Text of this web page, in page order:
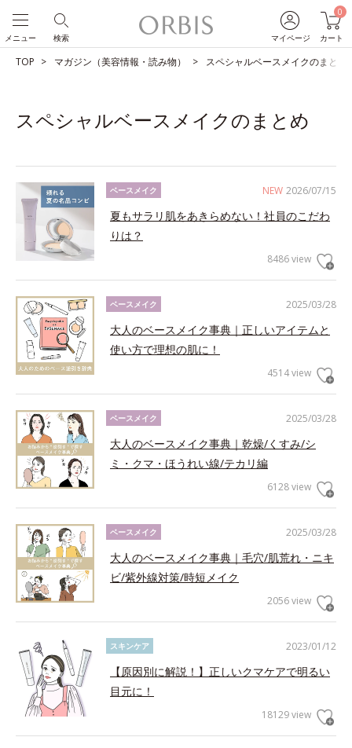
マイページ
0
カート
検索
メニュー
TOP マガジン（美容情報・読み物） スペシャルベースメイクのまとめ
スペシャルベースメイクのまとめ
NEW 2026/07/15
ベースメイク
夏もサラリ肌をあきらめない！社員のこだわ
りは？
8486 view
2025/03/28
ベースメイク
大人のベースメイク事典｜正しいアイテムと
使い方で理想の肌に！
4514 view
2025/03/28
ベースメイク
大人のベースメイク事典｜乾燥/くすみ/シ
ミ・クマ・ほうれい線/テカリ編
6128 view
2025/03/28
ベースメイク
大人のベースメイク事典｜毛穴/肌荒れ・ニキ
ビ/紫外線対策/時短メイク
2056 view
2023/01/12
スキンケア
【原因別に解説！】正しいクマケアで明るい
目元に！
18129 view